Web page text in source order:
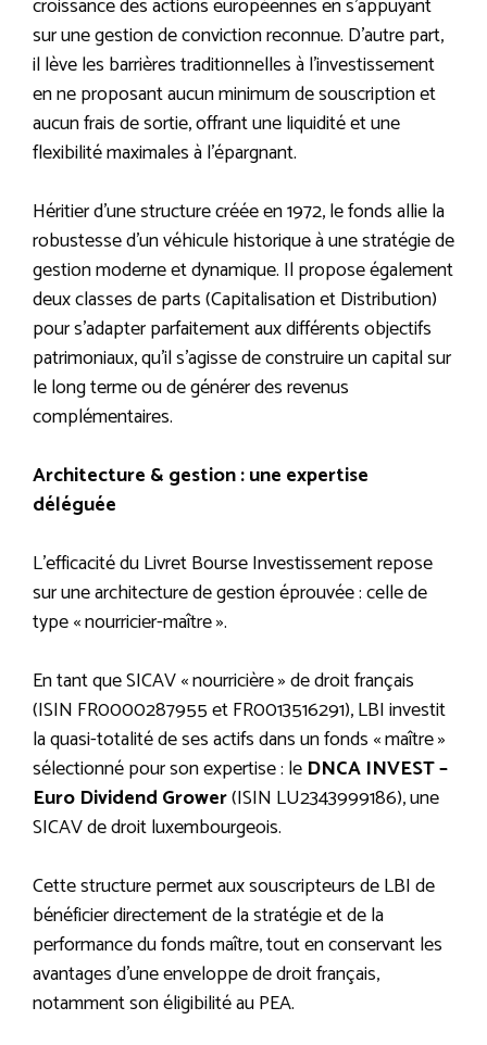
croissance des actions européennes en s’appuyant
sur une gestion de conviction reconnue. D’autre part,
il lève les barrières traditionnelles à l’investissement
en ne proposant aucun minimum de souscription et
aucun frais de sortie, offrant une liquidité et une
flexibilité maximales à l’épargnant.
Héritier d’une structure créée en 1972, le fonds allie la
robustesse d’un véhicule historique à une stratégie de
gestion moderne et dynamique. Il propose également
deux classes de parts (Capitalisation et Distribution)
pour s’adapter parfaitement aux différents objectifs
patrimoniaux, qu’il s’agisse de construire un capital sur
le long terme ou de générer des revenus
complémentaires.
Architecture & gestion : une expertise
déléguée
L’efficacité du Livret Bourse Investissement repose
sur une architecture de gestion éprouvée : celle de
type « nourricier-maître ».
En tant que SICAV « nourricière » de droit français
(ISIN FR0000287955 et FR0013516291), LBI investit
la quasi-totalité de ses actifs dans un fonds « maître »
sélectionné pour son expertise : le DNCA INVEST –
Euro Dividend Grower(ISIN LU2343999186), une
SICAV de droit luxembourgeois.
Cette structure permet aux souscripteurs de LBI de
bénéficier directement de la stratégie et de la
performance du fonds maître, tout en conservant les
avantages d’une enveloppe de droit français,
notamment son éligibilité au PEA.